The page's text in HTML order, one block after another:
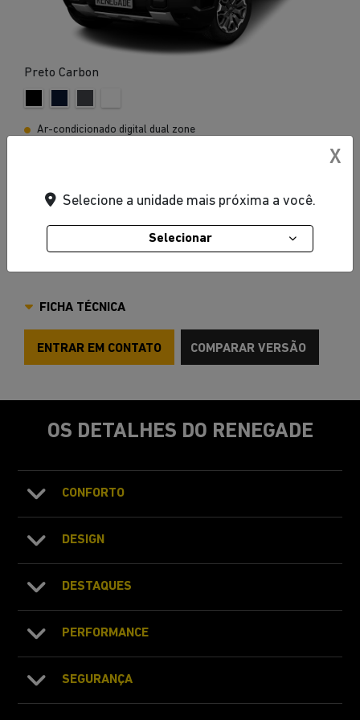
Preto Carbon
Ar-condicionado digital dual zone
Porta-luvas iluminado
Quadro de instrumentos de alta resolução TFT de 7",
FICHA TÉCNICA
ENTRAR EM CONTATO COMPARAR VERSÃO
OS DETALHES DO RENEGADE
CONFORTO
DESIGN
DESTAQUES
PERFORMANCE
SEGURANÇA
X
Selecione a unidade mais próxima a você.
Selecionar